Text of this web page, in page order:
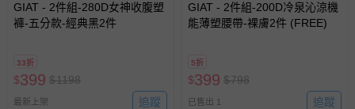
GIAT - 2件組-280D女神收腹塑
褲-五分款-經典黑2件
33折
$399 $1198
最新上架 追蹤
GIAT - 2件組-200D冷泉沁涼機
能薄塑腰帶-裸膚2件 (FREE)
5折
$399 $798
已售出 1 追蹤